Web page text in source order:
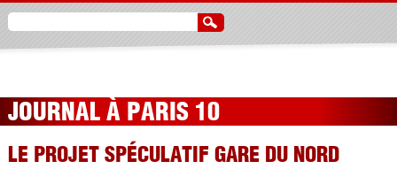
JOURNAL À PARIS 10
LE PROJET SPÉCULATIF GARE DU NORD